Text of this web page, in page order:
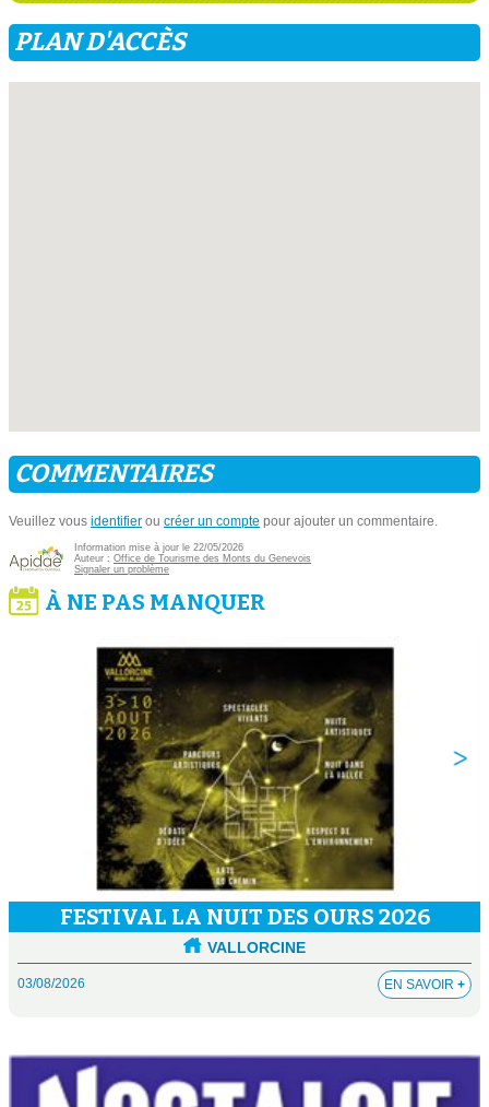
PLAN D'ACCÈS
COMMENTAIRES
Veuillez vous identifier ou créer un compte pour ajouter un commentaire.
Information mise à jour le 22/05/2026
Auteur : Office de Tourisme des Monts du Genevois
Signaler un problème
À NE PAS MANQUER
FESTIVAL LA NUIT DES OURS 2026
VALLORCINE
03/08/2026 EN SAVOIR +